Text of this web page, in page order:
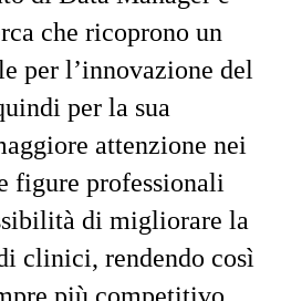
che ricoprono un
per l’innovazione del
per la sua
attenzione nei
figure professionali
di migliorare la
clinici, rendendo così